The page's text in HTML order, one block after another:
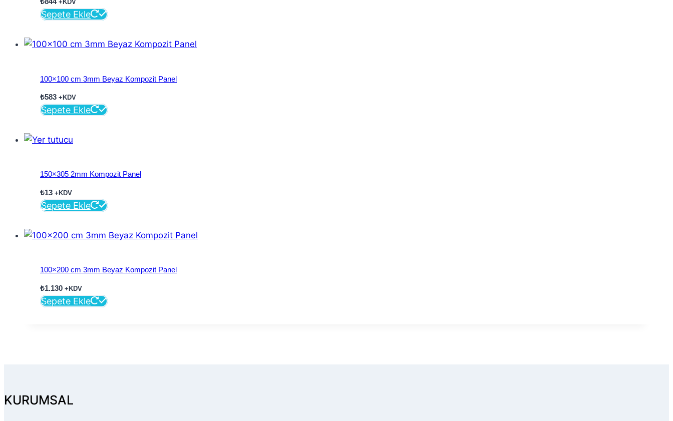
+KDV
Sepete Ekle
100×100 cm 3mm Beyaz Kompozit Panel
₺583 +KDV
Sepete Ekle
150×305 2mm Kompozit Panel
₺13 +KDV
Sepete Ekle
100×200 cm 3mm Beyaz Kompozit Panel
₺1.130 +KDV
Sepete Ekle
KURUMSAL